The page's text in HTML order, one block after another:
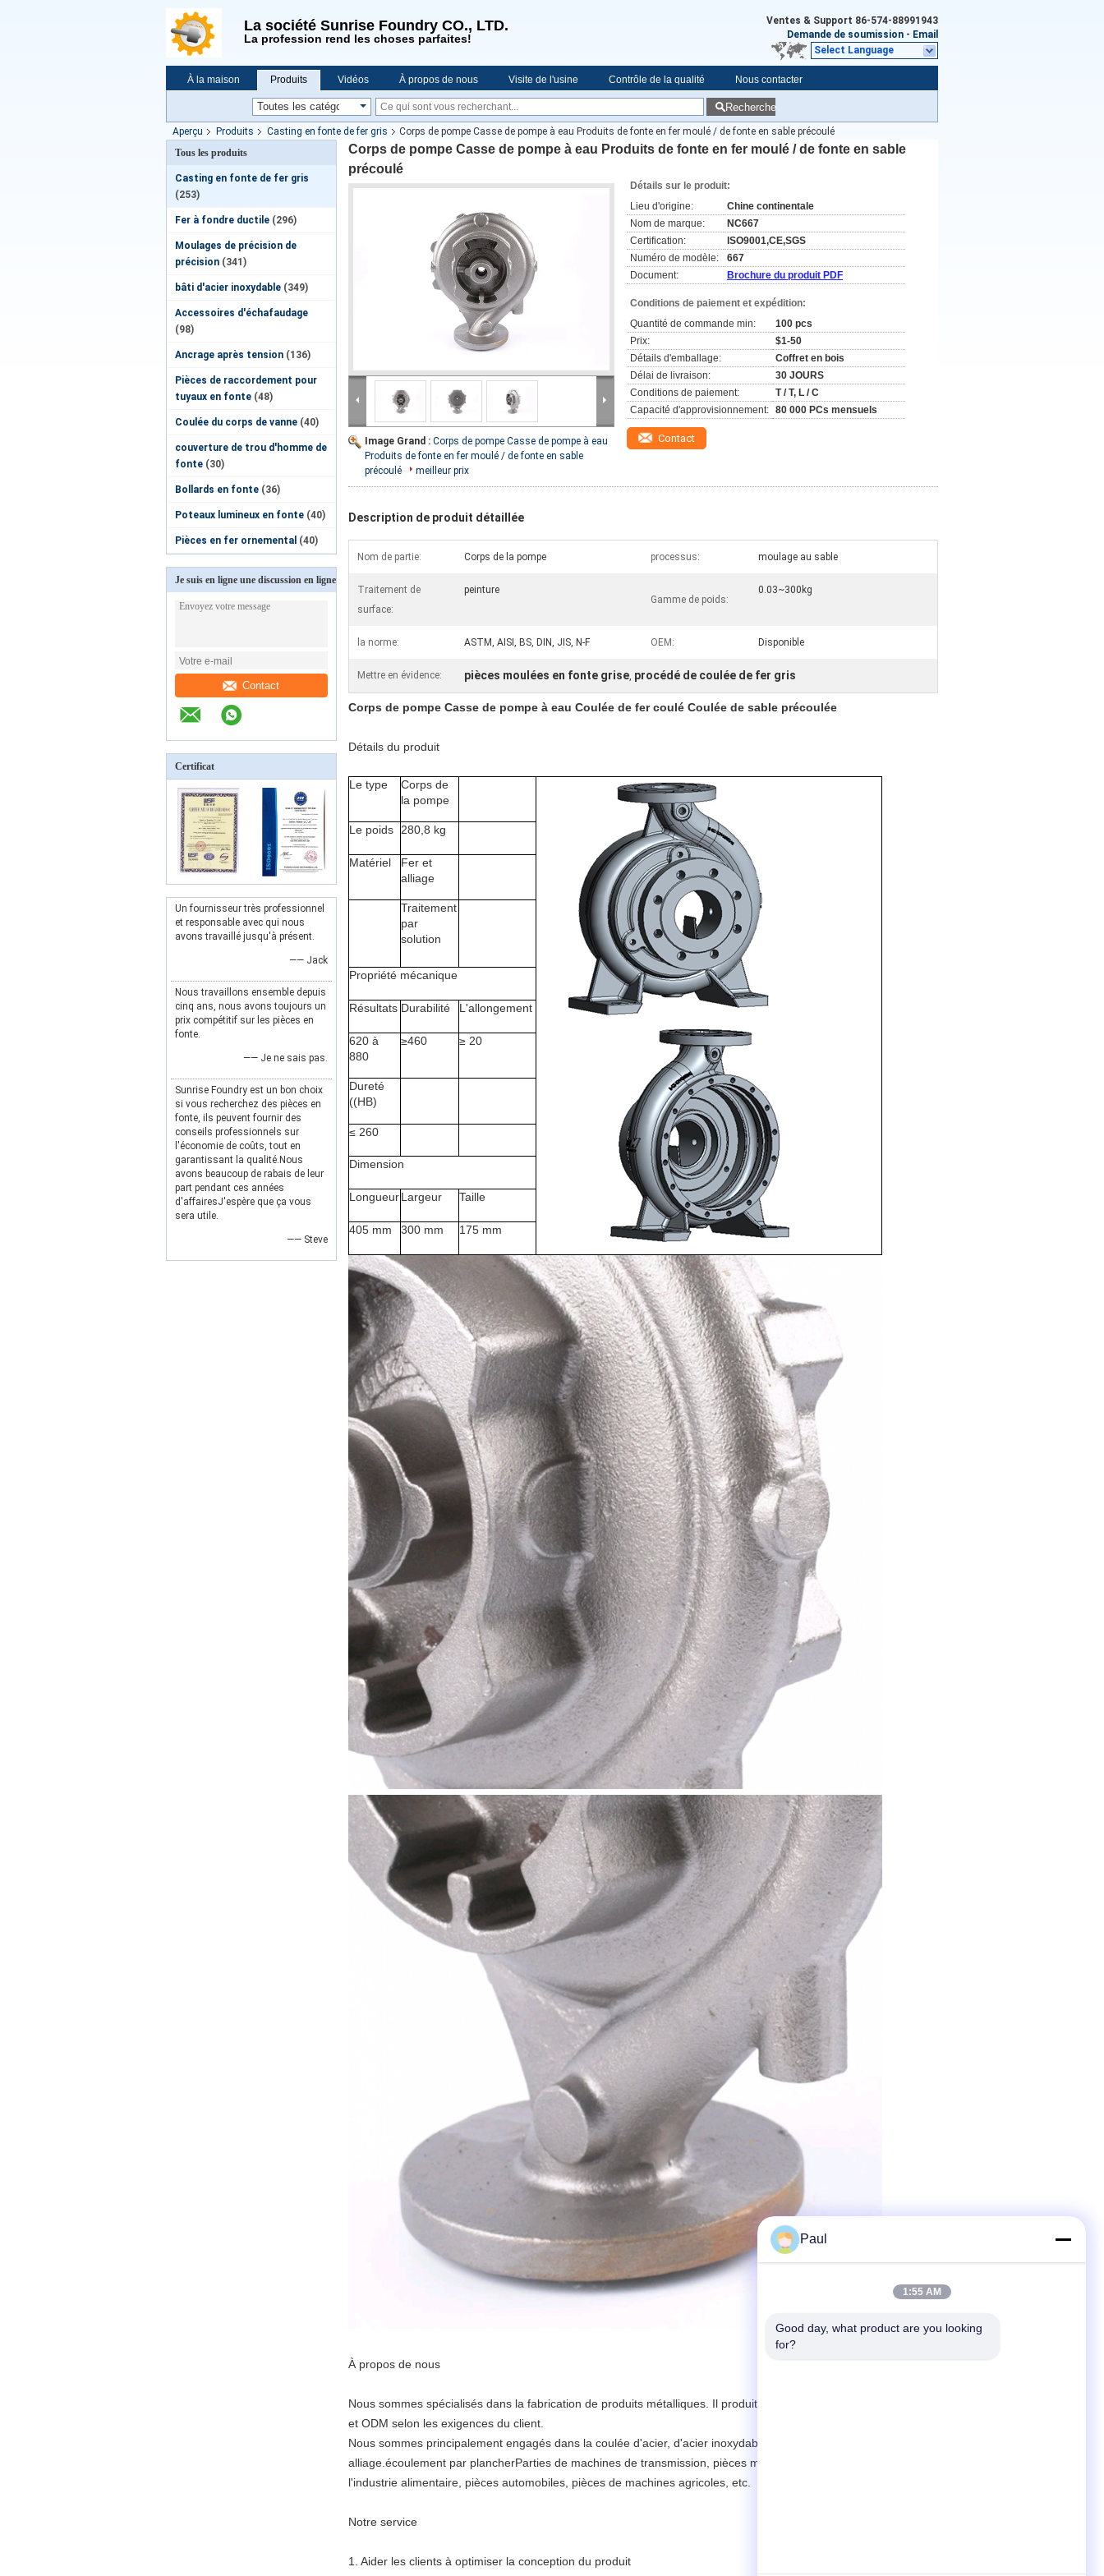
La société Sunrise Foundry CO., LTD.
La profession rend les choses parfaites!
Ventes & Support 86-574-88991943
Demande de soumission - Email
Select Language
À la maison Produits Vidéos À propos de nous Visite de l'usine Contrôle de la qualité Nous contacter
Demande de soumission Nouvelles Recherche
Aperçu Produits Casting en fonte de fer gris
Corps de pompe Casse de pompe à eau Produits de fonte en fer moulé / de fonte en sable précoulé
Tous les produits
Casting en fonte de fer gris
(253)
Fer à fondre ductile (296)
Moulages de précision de
précision (341)
bâti d'acier inoxydable (349)
Accessoires d'échafaudage
(98)
Ancrage après tension (136)
Pièces de raccordement pour
tuyaux en fonte (48)
Coulée du corps de vanne (40)
couverture de trou d'homme de
fonte (30)
Bollards en fonte (36)
Poteaux lumineux en fonte (40)
Pièces en fer ornemental (40)
Je suis en ligne une discussion en ligne
Contact
Certificat
Un fournisseur très professionnel
et responsable avec qui nous
avons travaillé jusqu'à présent.
—— Jack
Nous travaillons ensemble depuis
cinq ans, nous avons toujours un
prix compétitif sur les pièces en
fonte.
—— Je ne sais pas.
Sunrise Foundry est un bon choix
si vous recherchez des pièces en
fonte, ils peuvent fournir des
conseils professionnels sur
l'économie de coûts, tout en
garantissant la qualité.Nous
avons beaucoup de rabais de leur
part pendant ces années
d'affairesJ'espère que ça vous
sera utile.
—— Steve
Corps de pompe Casse de pompe à eau Produits de fonte en fer moulé / de fonte en sable
précoulé
Image Grand : Corps de pompe Casse de pompe à eau
Produits de fonte en fer moulé / de fonte en sable
précoulé
meilleur prix
Détails sur le produit:
Lieu d'origine:
Chine continentale
Nom de marque:
NC667
Certification:
ISO9001,CE,SGS
Numéro de modèle:
667
Document:
Brochure du produit PDF
Conditions de paiement et expédition:
Quantité de commande min:
100 pcs
Prix:
$1-50
Détails d'emballage:
Coffret en bois
Délai de livraison:
30 JOURS
Conditions de paiement:
T / T, L / C
Capacité d'approvisionnement: 80 000 PCs mensuels
Contact
Description de produit détaillée
Nom de partie: Corps de la pompe processus: moulage au sable
Traitement de
surface:
peinture
Gamme de poids:
0.03~300kg
la norme: ASTM, AISI, BS, DIN, JIS, N-F OEM: Disponible
Mettre en évidence: pièces moulées en fonte grise, procédé de coulée de fer gris
Corps de pompe Casse de pompe à eau Coulée de fer coulé Coulée de sable précoulée
Détails du produit
Le type
Corps de
la pompe
Le poids 280,8 kg
Matériel
Fer et
alliage
Traitement
par
solution
Propriété mécanique
Résultats Durabilité L'allongement
620 à
880
≥460 ≥ 20
Dureté
((HB)
≤ 260
Dimension
LongueurLargeur Taille
405 mm 300 mm 175 mm
À propos de nous
Nous sommes spécialisés dans la fabrication de produits métalliques. Il produit principalement les produits OED
et ODM selon les exigences du client.
Nous sommes principalement engagés dans la coulée d'acier, d'acier inoxydable, de cuivre, de produits en
alliage.écoulement par plancherParties de machines de transmission, pièces moulées pour la cuisine et
l'industrie alimentaire, pièces automobiles, pièces de machines agricoles, etc.
Notre service
1. Aider les clients à optimiser la conception du produit
Paul
1:55 AM
Good day, what product are you looking
for?